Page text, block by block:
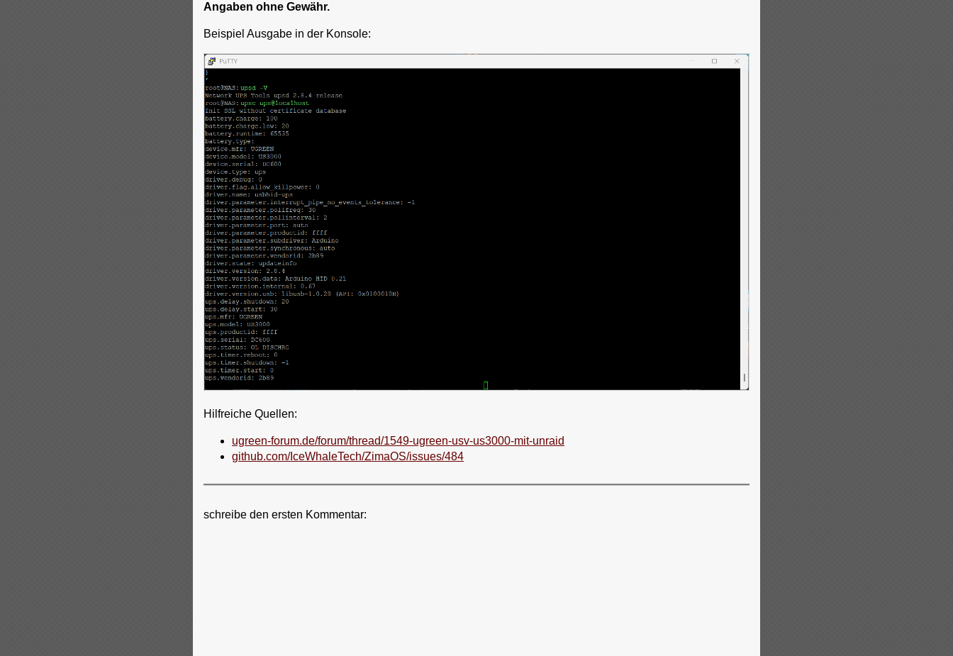
Angaben ohne Gewähr.
Beispiel Ausgabe in der Konsole:
Hilfreiche Quellen:
ugreen-forum.de/forum/thread/1549-ugreen-usv-us3000-mit-unraid
github.com/IceWhaleTech/ZimaOS/issues/484
schreibe den ersten Kommentar: